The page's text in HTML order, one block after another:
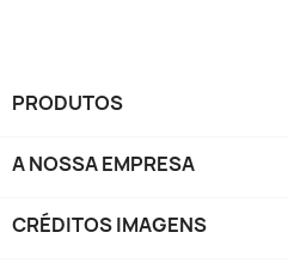
PRODUTOS
A NOSSA EMPRESA
CRÉDITOS IMAGENS